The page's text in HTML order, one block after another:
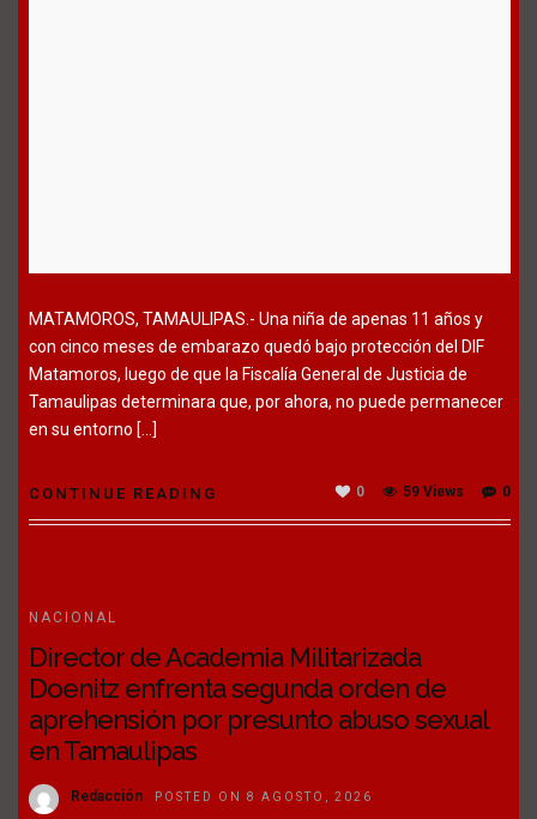
MATAMOROS, TAMAULIPAS.- Una niña de apenas 11 años y
con cinco meses de embarazo quedó bajo protección del DIF
Matamoros, luego de que la Fiscalía General de Justicia de
Tamaulipas determinara que, por ahora, no puede permanecer
en su entorno […]
CONTINUE READING 0
59 Views
0
NACIONAL
Director de Academia Militarizada
Doenitz enfrenta segunda orden de
aprehensión por presunto abuso sexual
en Tamaulipas
Redacción POSTED ON 8 AGOSTO, 2026